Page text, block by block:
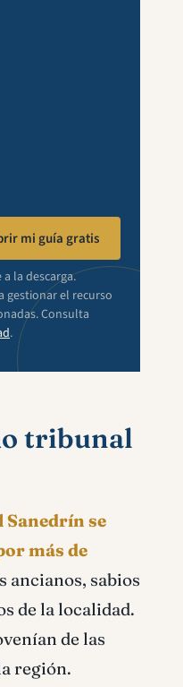
mi guía gratis
la descarga.
gestionar el recurso
Consulta
.
tribunal
Sanedrín se
más de
ancianos, sabios
de la localidad.
de las
región.